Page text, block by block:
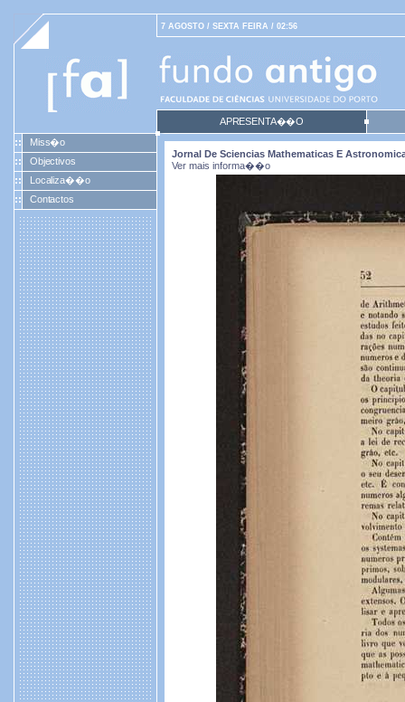
7 AGOSTO / SEXTA FEIRA / 02:56
APRESENTA��O
Miss�o
Objectivos
Localiza��o
Contactos
Jornal De Sciencias Mathematicas E
Ver mais informa��o